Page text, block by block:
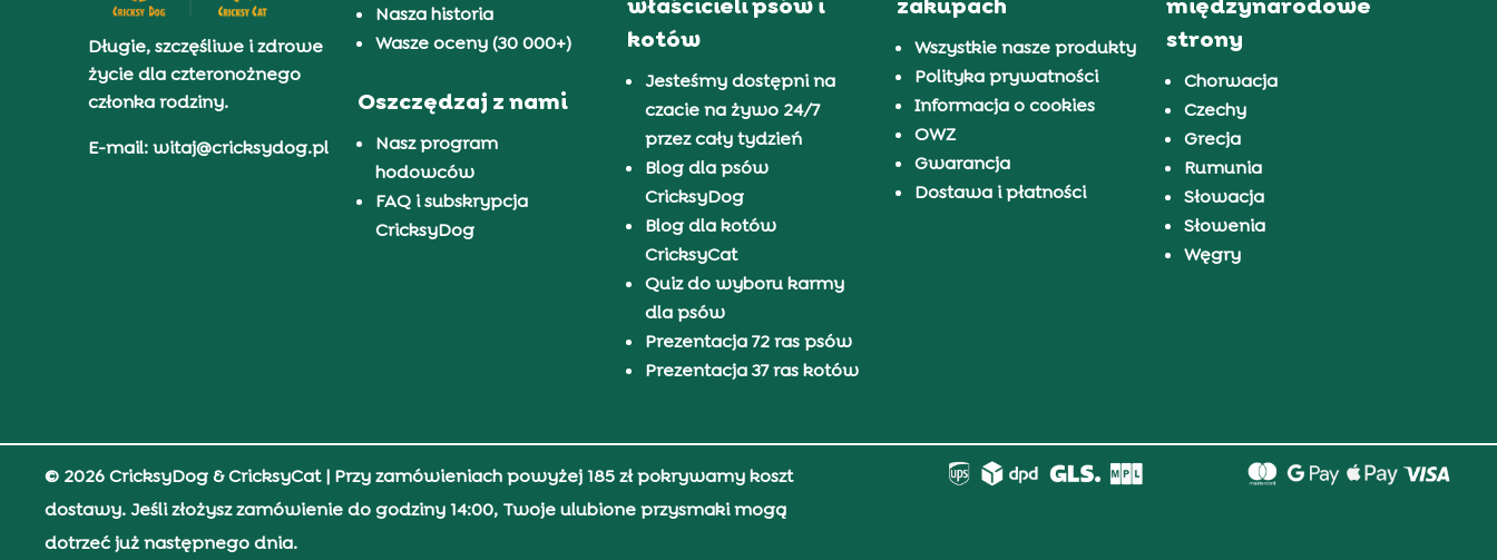
Długie, szczęśliwe i zdrowe
życie dla czteronożnego
członka rodziny.
E-mail: witaj@cricksydog.pl
Nasza historia
Wasze oceny (30 000+)
Oszczędzaj z nami
Nasz program
hodowców
FAQ i subskrypcja
CricksyDog
kotów
Jesteśmy dostępni na
czacie na żywo 24/7
przez cały tydzień
Blog dla psów
CricksyDog
Blog dla kotów
CricksyCat
Quiz do wyboru karmy
dla psów
Prezentacja 72 ras psów
Prezentacja 37 ras kotów
Wszystkie nasze produkty
Polityka prywatności
Informacja o cookies
OWZ
Gwarancja
Dostawa i płatności
strony
Chorwacja
Czechy
Grecja
Rumunia
Słowacja
Słowenia
Węgry
© 2026 CricksyDog & CricksyCat| Przy zamówieniach powyżej 185 zł pokrywamy koszt
dostawy. Jeśli złożysz zamówienie do godziny 14:00, Twoje ulubione przysmaki mogą
dotrzeć już następnego dnia.